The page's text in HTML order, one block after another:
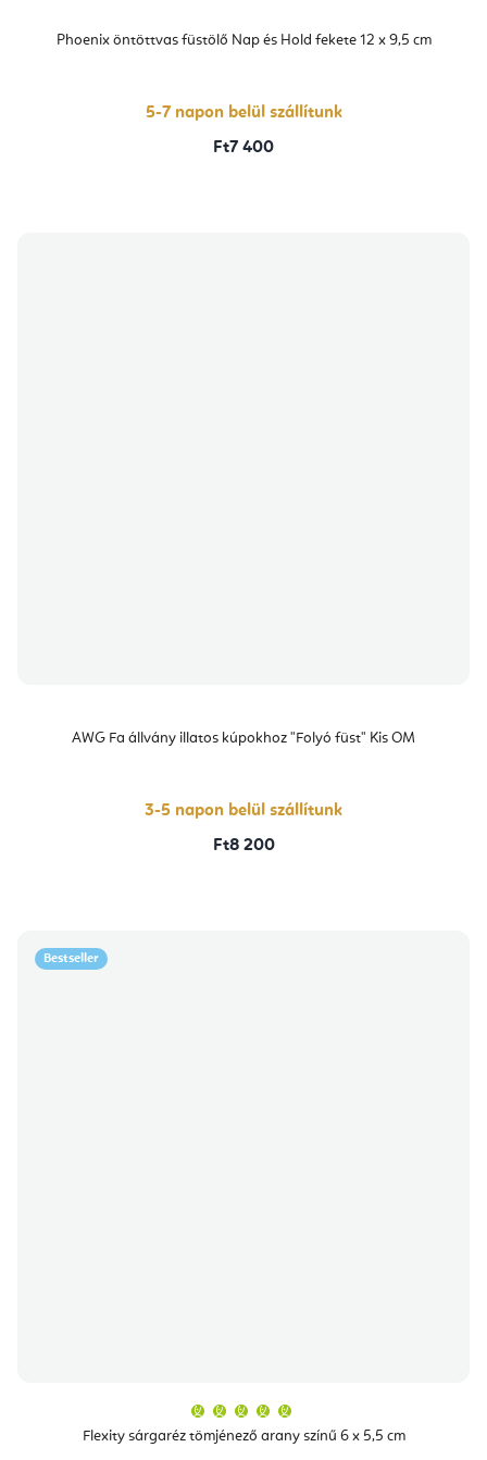
Phoenix öntöttvas füstölő Nap és Hold fekete 12 x 9,5 cm
5-7 napon belül szállítunk
Ft7 400
AWG Fa állvány illatos kúpokhoz "Folyó füst" Kis OM
3-5 napon belül szállítunk
Ft8 200
Bestseller
Flexity sárgaréz tömjénező arany színű 6 x 5,5 cm
átlagos
értékelése